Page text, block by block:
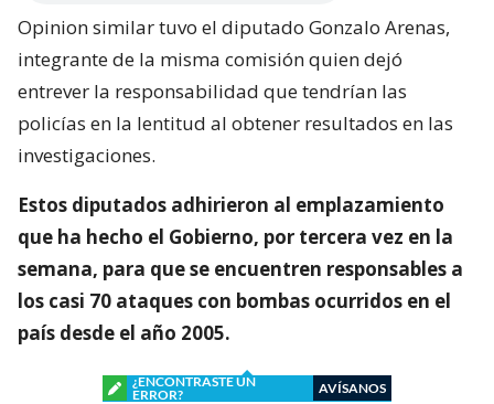
Opinion similar tuvo el diputado Gonzalo Arenas,
integrante de la misma comisión quien dejó
entrever la responsabilidad que tendrían las
policías en la lentitud al obtener resultados en las
investigaciones.
Estos diputados adhirieron al emplazamiento
que ha hecho el Gobierno, por tercera vez en la
semana, para que se encuentren responsables a
los casi 70 ataques con bombas ocurridos en el
país desde el año 2005.
¿ENCONTRASTE UN
ERROR?
AVÍSANOS